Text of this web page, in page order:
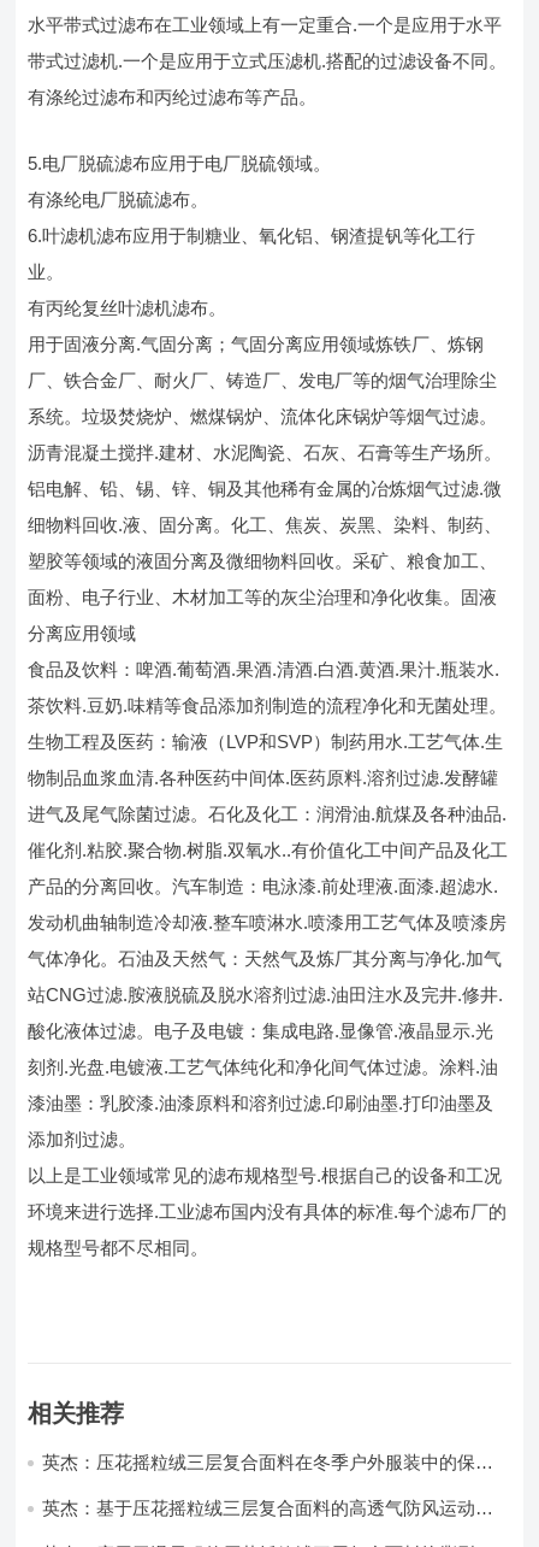
水平带式过滤布在工业领域上有一定重合.一个是应用于水平
带式过滤机.一个是应用于立式压滤机.搭配的过滤设备不同。
有涤纶过滤布和丙纶过滤布等产品。
5.电厂脱硫滤布应用于电厂脱硫领域。
有涤纶电厂脱硫滤布。
6.叶滤机滤布应用于制糖业、氧化铝、钢渣提钒等化工行
业。
有丙纶复丝叶滤机滤布。
用于固液分离.气固分离；气固分离应用领域炼铁厂、炼钢
厂、铁合金厂、耐火厂、铸造厂、发电厂等的烟气治理除尘
系统。垃圾焚烧炉、燃煤锅炉、流体化床锅炉等烟气过滤。
沥青混凝土搅拌.建材、水泥陶瓷、石灰、石膏等生产场所。
铝电解、铅、锡、锌、铜及其他稀有金属的冶炼烟气过滤.微
细物料回收.液、固分离。化工、焦炭、炭黑、染料、制药、
塑胶等领域的液固分离及微细物料回收。采矿、粮食加工、
面粉、电子行业、木材加工等的灰尘治理和净化收集。固液
分离应用领域
食品及饮料：啤酒.葡萄酒.果酒.清酒.白酒.黄酒.果汁.瓶装水.
茶饮料.豆奶.味精等食品添加剂制造的流程净化和无菌处理。
生物工程及医药：输液（LVP和SVP）制药用水.工艺气体.生
物制品血浆血清.各种医药中间体.医药原料.溶剂过滤.发酵罐
进气及尾气除菌过滤。石化及化工：润滑油.航煤及各种油品.
催化剂.粘胶.聚合物.树脂.双氧水..有价值化工中间产品及化工
产品的分离回收。汽车制造：电泳漆.前处理液.面漆.超滤水.
发动机曲轴制造冷却液.整车喷淋水.喷漆用工艺气体及喷漆房
气体净化。石油及天然气：天然气及炼厂其分离与净化.加气
站CNG过滤.胺液脱硫及脱水溶剂过滤.油田注水及完井.修井.
酸化液体过滤。电子及电镀：集成电路.显像管.液晶显示.光
刻剂.光盘.电镀液.工艺气体纯化和净化间气体过滤。涂料.油
漆油墨：乳胶漆.油漆原料和溶剂过滤.印刷油墨.打印油墨及
添加剂过滤。
以上是工业领域常见的滤布规格型号.根据自己的设备和工况
环境来进行选择.工业滤布国内没有具体的标准.每个滤布厂的
规格型号都不尽相同。
相关推荐
英杰：压花摇粒绒三层复合面料在冬季户外服装中的保暖
英杰：基于压花摇粒绒三层复合面料的高透气防风运动服